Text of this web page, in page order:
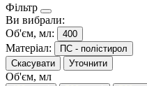
Фільтр
Ви вибрали:
Об'єм, мл:
400
Матеріал:
ПС - полістирол
Скасувати
Уточнити
Об'єм, мл